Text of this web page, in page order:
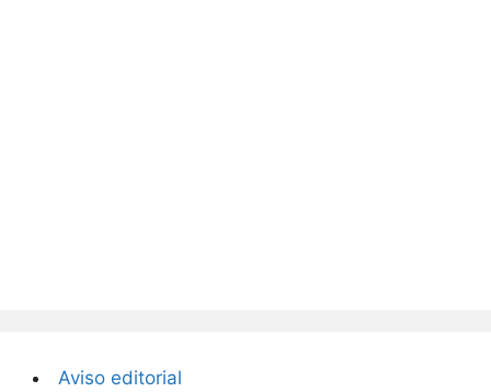
Aviso editorial